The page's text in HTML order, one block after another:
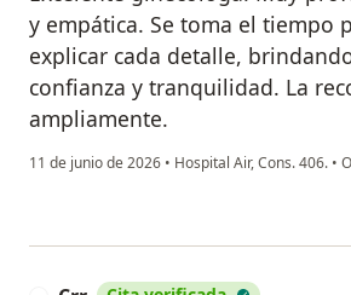
y empática. Se toma el tiempo
explicar cada detalle,
confianza y tranquilidad. La
ampliamente.
11 de junio de 2026 • Hospital Air, Cons. 406. •